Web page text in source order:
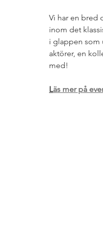
Vi har en bred
inom det
i glappen som
aktörer, en
med!
Läs mer på